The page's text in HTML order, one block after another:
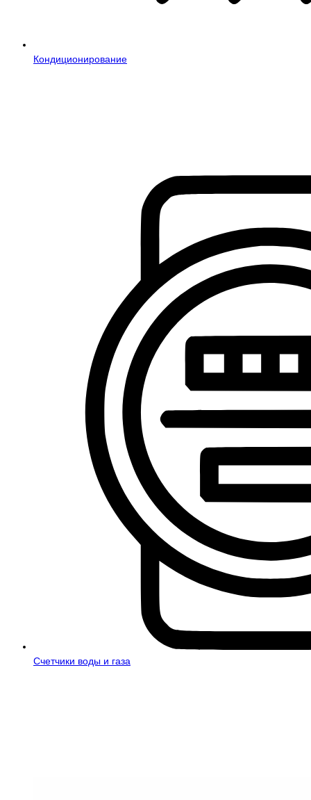
Кондиционирование
Счетчики воды и газа